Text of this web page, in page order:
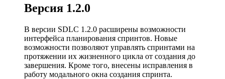
Версия 1.2.0
В версии SDLC 1.2.0 расширены возможности
интерфейса планирования спринтов. Новые
возможности позволяют управлять спринтами на
протяжении их жизненного цикла от создания до
завершения. Кроме того, внесены исправления в
работу модального окна создания спринта.